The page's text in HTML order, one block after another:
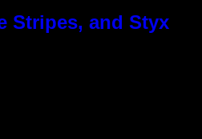
Stripes, and Styx